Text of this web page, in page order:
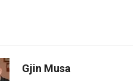
Gjin Musa